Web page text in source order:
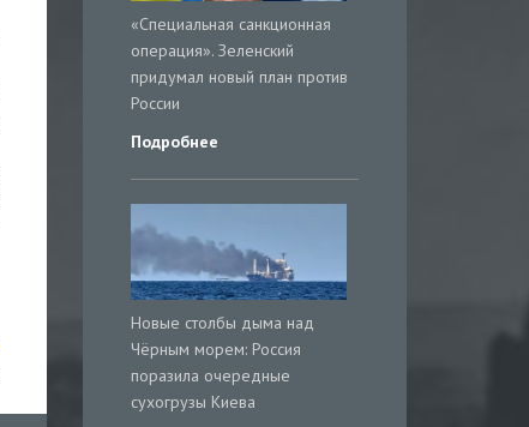
«Специальная санкционная
операция». Зеленский
придумал новый план против
России
Подробнее
Новые столбы дыма над
Чёрным морем: Россия
поразила очередные
сухогрузы Киева